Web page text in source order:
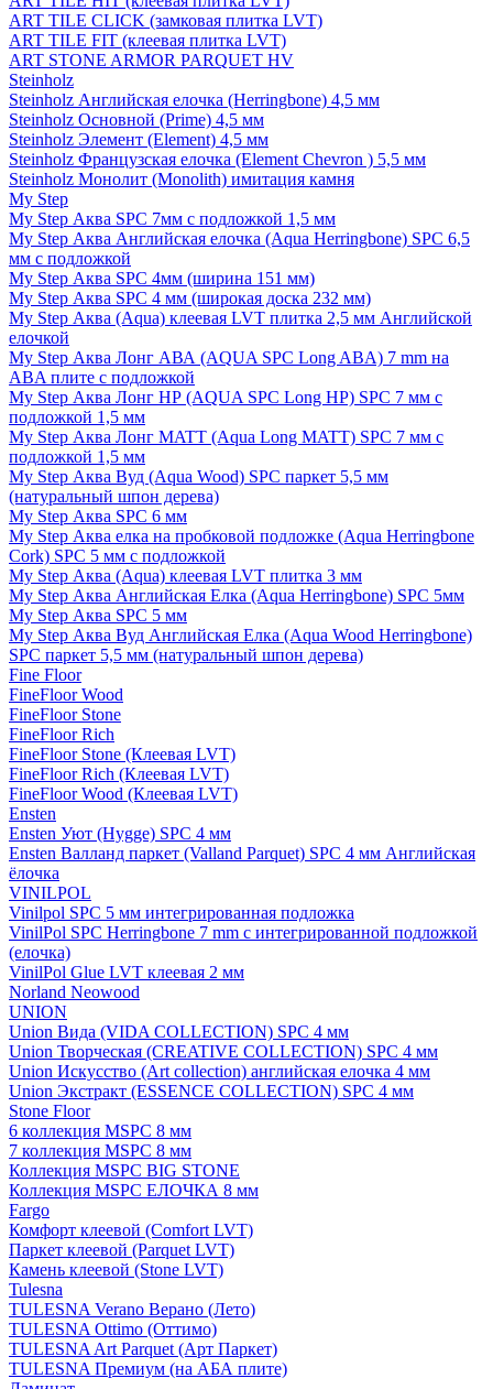
ART TILE CLICK (замковая плитка LVT)
ART TILE FIT (клеевая плитка LVT)
ART STONE ARMOR PARQUET HV
Steinholz
Steinholz Английская елочка (Herringbone) 4,5 мм
Steinholz Основной (Prime) 4,5 мм
Steinholz Элемент (Element) 4,5 мм
Steinholz Французская елочка (Element Chevron ) 5,5 мм
Steinholz Монолит (Monolith) имитация камня
My Step
My Step Аква SPC 7мм c подложкой 1,5 мм
My Step Аква Английская елочка (Aqua Herringbone) SPC 6,5
мм с подложкой
My Step Аква SPC 4мм (ширина 151 мм)
My Step Аква SPC 4 мм (широкая доска 232 мм)
My Step Аква (Aqua) клеевая LVT плитка 2,5 мм Английской
елочкой
My Step Аква Лонг АВА (AQUA SPC Long ABA) 7 mm на
ABA плите с подложкой
My Step Аква Лонг НР (AQUA SPC Long HP) SPC 7 мм с
подложкой 1,5 мм
My Step Аква Лонг MATT (Aqua Long MATT) SPC 7 мм с
подложкой 1,5 мм
My Step Аква Вуд (Aqua Wood) SPC паркет 5,5 мм
(натуральный шпон дерева)
My Step Аква SPC 6 мм
My Step Аква елка на пробковой подложке (Aqua Herringbone
Cork) SPC 5 мм с подложкой
My Step Аква (Aqua) клеевая LVT плитка 3 мм
My Step Аква Английская Елка (Aqua Herringbone) SPC 5мм
My Step Аква SPC 5 мм
My Step Аква Вуд Английская Елка (Aqua Wood Herringbone)
SPC паркет 5,5 мм (натуральный шпон дерева)
Fine Floor
FineFloor Wood
FineFloor Stone
FineFloor Rich
FineFloor Stone (Клеевая LVT)
FineFloor Rich (Клеевая LVT)
FineFloor Wood (Клеевая LVT)
Ensten
Ensten Уют (Hygge) SPC 4 мм
Ensten Валланд паркет (Valland Parquet) SPC 4 мм Английская
ёлочка
VINILPOL
Vinilpol SPC 5 мм интегрированная подложка
VinilPol SPC Herringbone 7 mm с интегрированной подложкой
(елочка)
VinilPol Glue LVT клеевая 2 мм
Norland Neowood
UNION
Union Вида (VIDA COLLECTION) SPC 4 мм
Union Творческая (CREATIVE COLLECTION) SPC 4 мм
Union Искусство (Art collection) английская елочка 4 мм
Union Экстракт (ESSENCE COLLECTION) SPC 4 мм
Stone Floor
6 коллекция MSPC 8 мм
7 коллекция MSPC 8 мм
Коллекция MSPC BIG STONE
Коллекция MSPC ЕЛОЧКА 8 мм
Fargo
Комфорт клеевой (Comfort LVT)
Паркет клеевой (Parquet LVT)
Камень клеевой (Stone LVT)
Tulesna
TULESNA Verano Верано (Лето)
TULESNA Ottimo (Оттимо)
TULESNA Art Parquet (Арт Паркет)
TULESNA Премиум (на АБА плите)